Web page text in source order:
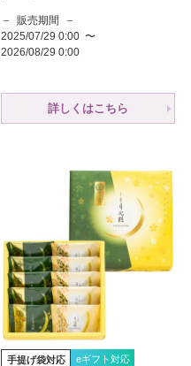
販売期間
2025/07/29 0:00 〜
2026/08/29 0:00
詳しくはこちら
手提げ袋対応 eギフト対応